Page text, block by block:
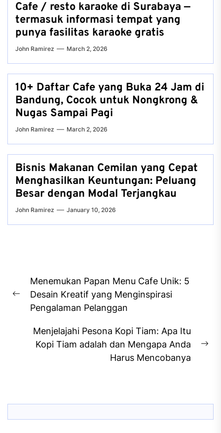
Cafe / resto karaoke di Surabaya —
termasuk informasi tempat yang
punya fasilitas karaoke gratis
John Ramirez March 2, 2026
10+ Daftar Cafe yang Buka 24 Jam di
Bandung, Cocok untuk Nongkrong &
Nugas Sampai Pagi
John Ramirez March 2, 2026
Bisnis Makanan Cemilan yang Cepat
Menghasilkan Keuntungan: Peluang
Besar dengan Modal Terjangkau
John Ramirez January 10, 2026
navigation
Previous
post:
Menemukan Papan Menu Cafe Unik: 5
Desain Kreatif yang Menginspirasi
Pengalaman Pelanggan
Menjelajahi Pesona Kopi Tiam: Apa Itu
Kopi Tiam adalah dan Mengapa Anda
Harus Mencobanya